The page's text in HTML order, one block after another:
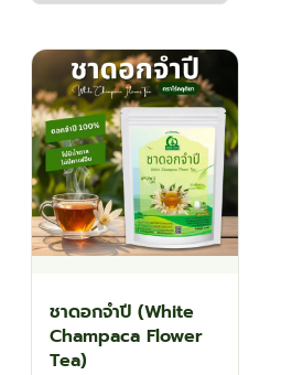
ชาดอกจำปี (White
Champaca Flower
Tea)